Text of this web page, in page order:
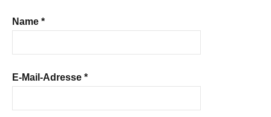
Name *
E-Mail-Adresse *